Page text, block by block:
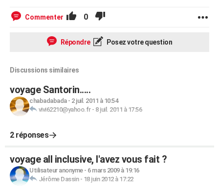
Commenter 0
Répondre Posez votre question
Discussions similaires
voyage Santorin.....
chabadabada- 2 juil. 2011 à 10:54
vivi62210@yahoo.fr- 8 juil. 2011 à 17:56
2 réponses
voyage all inclusive, l'avez vous fait ?
Utilisateur anonyme- 6 mars 2009 à 19:16
Jérôme Dassin- 18 juin 2012 à 17:22